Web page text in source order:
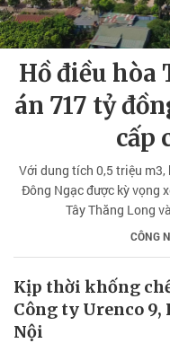
Hồ điều hòa
án 717 tỷ
cấp
Với dung tích 0,5 triệu
Đông Ngạc được kỳ vọng
Tây Thăng Long
CÔNG
Kịp thời khống
Công ty Urenco 9,
Nội